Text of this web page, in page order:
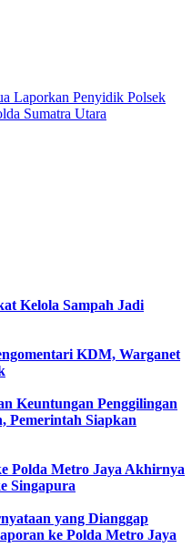
Laporkan Penyidik Polsek
Sumatra Utara
Kelola Sampah Jadi
KDM, Warganet
Keuntungan Penggilingan
Pemerintah Siapkan
Polda Metro Jaya Akhirnya
Singapura
yang Dianggap
ke Polda Metro Jaya